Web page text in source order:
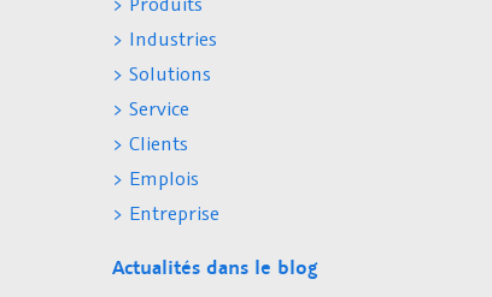
> Industries
> Solutions
> Service
> Clients
> Emplois
> Entreprise
Actualités dans le blog